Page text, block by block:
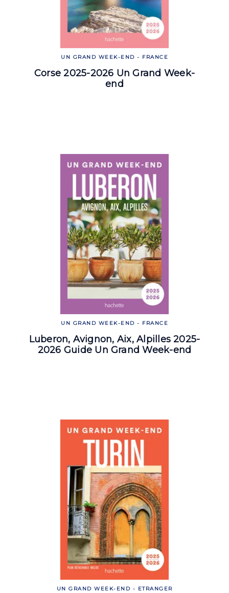
UN GRAND WEEK-END - FRANCE
Corse 2025-2026 Un Grand Week-
end
UN GRAND WEEK-END - FRANCE
Luberon, Avignon, Aix, Alpilles 2025-
2026 Guide Un Grand Week-end
UN GRAND WEEK-END - ETRANGER